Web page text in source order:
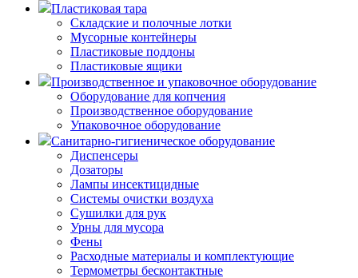
Пластиковая тара
Складские и полочные лотки
Мусорные контейнеры
Пластиковые поддоны
Пластиковые ящики
Производственное и упаковочное оборудование
Оборудование для копчения
Производственное оборудование
Упаковочное оборудование
Санитарно-гигиеническое оборудование
Диспенсеры
Дозаторы
Лампы инсектицидные
Системы очистки воздуха
Сушилки для рук
Урны для мусора
Фены
Расходные материалы и комплектующие
Термометры бесконтактные